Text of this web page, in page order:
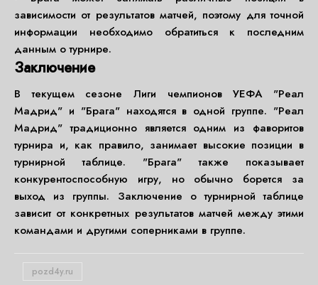
зависимости от результатов матчей, поэтому для точной
информации необходимо обратиться к последним
данным о турнире.
Заключение
В текущем сезоне Лиги чемпионов УЕФА "Реал
Мадрид" и "Брага" находятся в одной группе. "Реал
Мадрид" традиционно является одним из фаворитов
турнира и, как правило, занимает высокие позиции в
турнирной таблице. "Брага" также показывает
конкурентоспособную игру, но обычно борется за
выход из группы. Заключение о турнирной таблице
зависит от конкретных результатов матчей между этими
командами и другими соперниками в группе.
pozd4y.ru